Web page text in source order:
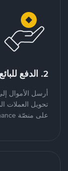
2. الدفع للبائع
أرسل الأموال
تحويل العملات
على منصّة Binance من شخص لشخص.